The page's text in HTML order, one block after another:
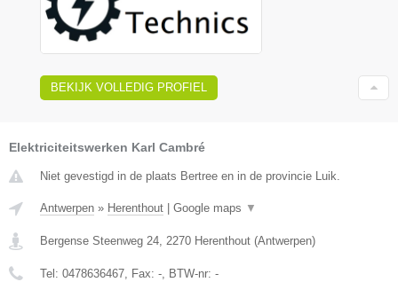
BEKIJK VOLLEDIG PROFIEL
Elektriciteitswerken Karl Cambré
Niet gevestigd in de plaats Bertree en in de provincie Luik.
Antwerpen » Herenthout Google maps ▼
Bergense Steenweg 24, 2270 Herenthout (Antwerpen)
Tel: 0478636467, Fax: -, BTW-nr: -